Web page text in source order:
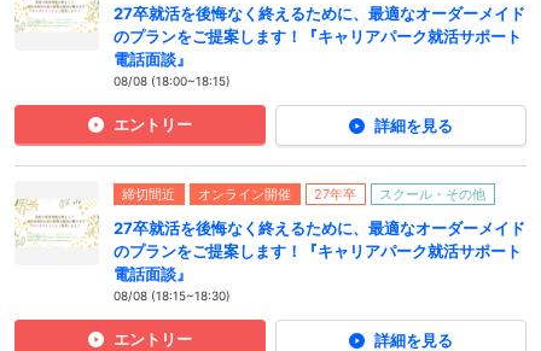
27卒就活を後悔なく終えるために、最適なオーダーメイド
のプランをご提案します！『キャリアパーク就活サポート
電話面談』
08/08 (18:00~18:15)
エントリー 詳細を見る
締切間近 オンライン開催 27年卒 スクール・その他
27卒就活を後悔なく終えるために、最適なオーダーメイド
のプランをご提案します！『キャリアパーク就活サポート
電話面談』
08/08 (18:15~18:30)
エントリー 詳細を見る